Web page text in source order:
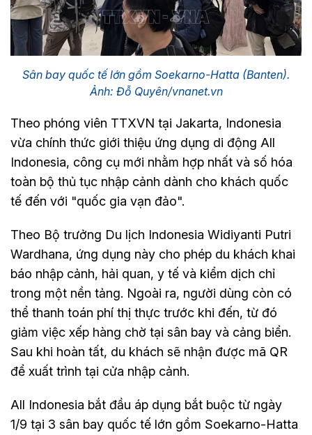
Sân bay quốc tế lớn gồm Soekarno-Hatta (Banten).
Ảnh: Đỗ Quyên/vnanet.vn
Theo phóng viên TTXVN tại Jakarta, Indonesia
vừa chính thức giới thiệu ứng dụng di động All
Indonesia, công cụ mới nhằm hợp nhất và số hóa
toàn bộ thủ tục nhập cảnh dành cho khách quốc
tế đến với "quốc gia vạn đảo".
Theo Bộ trưởng Du lịch Indonesia Widiyanti Putri
Wardhana, ứng dụng này cho phép du khách khai
báo nhập cảnh, hải quan, y tế và kiểm dịch chỉ
trong một nền tảng. Ngoài ra, người dùng còn có
thể thanh toán phí thị thực trước khi đến, từ đó
giảm việc xếp hàng chờ tại sân bay và cảng biển.
Sau khi hoàn tất, du khách sẽ nhận được mã QR
để xuất trình tại cửa nhập cảnh.
All Indonesia bắt đầu áp dụng bắt buộc từ ngày
1/9 tại 3 sân bay quốc tế lớn gồm Soekarno-Hatta